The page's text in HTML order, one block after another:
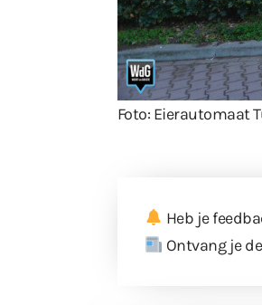
Foto: Eierautomaat
Heb je
Ontvang je